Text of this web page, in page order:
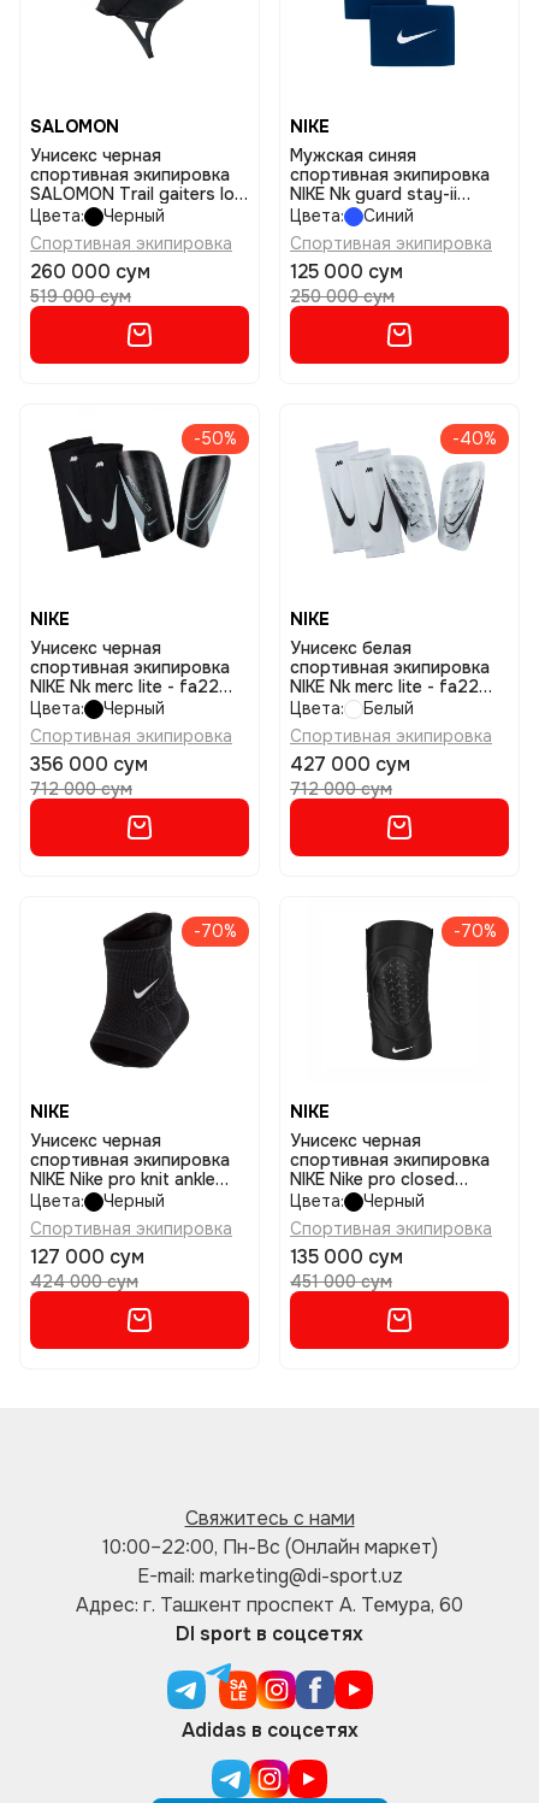
SALOMON
Унисекс черная
спортивная экипировка
SALOMON Trail gaiters low
размер m
Цвета:
Черный
Спортивная экипировка
260 000 сум
519 000 сум
NIKE
Мужская синяя
спортивная экипировка
NIKE Nk guard stay-ii
размер 1size
Цвета:
Синий
Спортивная экипировка
125 000 сум
250 000 сум
-50%
NIKE
Унисекс черная
спортивная экипировка
NIKE Nk merc lite - fa22
размер s
Цвета:
Черный
Спортивная экипировка
356 000 сум
712 000 сум
-40%
NIKE
Унисекс белая
спортивная экипировка
NIKE Nk merc lite - fa22
размер s
Цвета:
Белый
Спортивная экипировка
427 000 сум
712 000 сум
-70%
NIKE
Унисекс черная
спортивная экипировка
NIKE Nike pro knit ankle
sleeve
black/anthracite/white s
размер m
Цвета:
Черный
Спортивная экипировка
127 000 сум
424 000 сум
-70%
NIKE
Унисекс черная
спортивная экипировка
NIKE Nike pro closed
patella knee sleeve 3.0
black/white xl размер s
Цвета:
Черный
Спортивная экипировка
135 000 сум
451 000 сум
Свяжитесь с нами
10:00–22:00, Пн-Вс (Онлайн маркет)
E-mail: marketing@di-sport.uz
Адрес: г. Ташкент проспект А. Темура, 60
DI sport в соцсетях
Adidas в соцсетях